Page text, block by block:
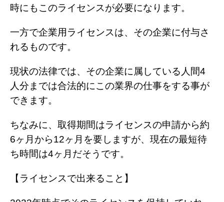
時にもこのライセンスが必要になります。
一方で企業用ライセンスは、その企業に付与さ
れるものです。
現状の法律では、その企業に属している人間4
人分までは合法的にこの業界の仕事をする事が
できます。
ちなみに、取得期間はライセンスの申請から約
6ヶ月から12ヶ月を要しますが、現在の最短待
ち時間は4ヶ月だそうです。
【ライセンスで出来ること】